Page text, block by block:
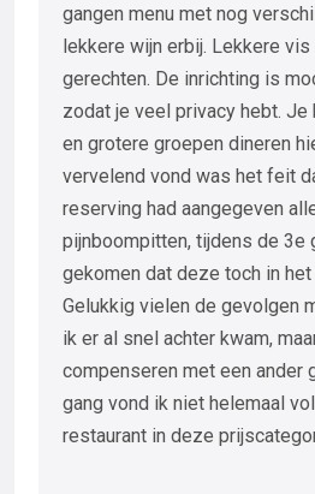
gangen menu met nog
lekkere wijn erbij. Lekkere
gerechten. De inrichting is
zodat je veel privacy hebt. Je
en grotere groepen dineren
vervelend vond was het feit
reserving had aangegeven
pijnboompitten, tijdens de 3e
gekomen dat deze toch in
Gelukkig vielen de gevolgen
ik er al snel achter kwam,
compenseren met een ander
gang vond ik niet helemaal
restaurant in deze